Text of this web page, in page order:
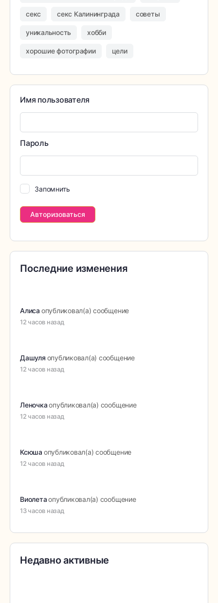
секс секс Калининграда советы
уникальность хобби
хорошие фотографии цели
Имя пользователя
Пароль
Запомнить
Последние изменения
Алиса опубликовал(а) сообщение
12 часов назад
Дашуля опубликовал(а) сообщение
12 часов назад
Леночкаопубликовал(а) сообщение
12 часов назад
Ксюша опубликовал(а) сообщение
12 часов назад
Виолетаопубликовал(а) сообщение
13 часов назад
Недавно активные